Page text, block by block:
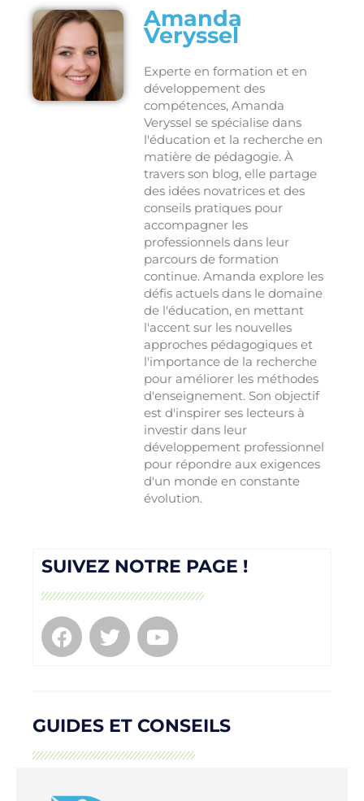
Amanda
Veryssel
Experte en formation et en
développement des
compétences, Amanda
Veryssel se spécialise dans
l'éducation et la recherche en
matière de pédagogie. À
travers son blog, elle partage
des idées novatrices et des
conseils pratiques pour
accompagner les
professionnels dans leur
parcours de formation
continue. Amanda explore les
défis actuels dans le domaine
de l'éducation, en mettant
l'accent sur les nouvelles
approches pédagogiques et
l'importance de la recherche
pour améliorer les méthodes
d'enseignement. Son objectif
est d'inspirer ses lecteurs à
investir dans leur
développement professionnel
pour répondre aux exigences
d'un monde en constante
évolution.
SUIVEZ NOTRE PAGE !
GUIDES ET CONSEILS